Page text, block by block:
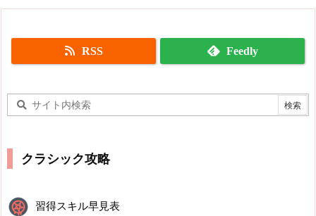
RSS Feedly
クラシック攻略
習得スキル早見表